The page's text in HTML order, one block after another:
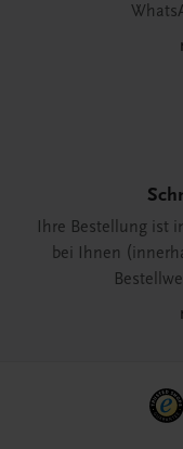
Ihre Bestellung ist
bei Ihnen